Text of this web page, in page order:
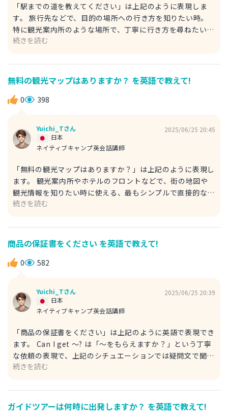
「駅までの道を教えてください」は上記のように表現しま
す。 旅行先などで、目的の場所への行き方を知りたい時。
特に観光案内所のような場所で、丁寧に行き方を尋ねたい時
に使える、最も一般的で分かりやすいフレーズです。 これ
味の疑問文です。How（どのように）を使って手段や方法
を尋ねています。 get to ~ は「～に着く、～にたどり着
く」という意味の動詞句です。 例文 A: Excuse me. How
can I get to the station? すみません。駅までの道を教え
station on your right. この道をまっすぐ行って、二つ目の
信号を左に曲がってください。駅はあなたの右側に見えます
内の基本表現も知っておくと便利です。 Go straight. ：ま
っすぐ行く。 Turn left/right. ：左/右に曲がる。 It's on
your left/right. ：あなたの左/右にあります。 It's across
from the park. ：公園の向かいです。 It's next to the
続きを読む
無料の観光マップはありますか？ を英語で教えて!
0 398
Yuichi_Tさん
ネイティブキャンプ英会話講師
日本
2025/06/25 20:45
「無料の観光マップはありますか？」は上記のように表現し
ます。 観光案内所やホテルのフロントなどで、街の地図や
観光情報を知りたい時に使える、最もシンプルで直接的な質
問です。 Do you have ~? は「～を持っていますか？」と、
「無料の」、tourist map は「観光マップ」を意味しま
す。知りたいものを具体的に伝えています。 例文 A: Excuse
me. Do you have a free tourist map of the city? すみま
せん。この街の無料観光マップはありますか？ B: Yes, we
Visitor Center などと言います。 ぜひ立ち寄った際には使
ってみてください。
続きを読む
商品の保証書をください を英語で教えて!
0 582
Yuichi_Tさん
ネイティブキャンプ英会話講師
日本
2025/06/25 20:39
「商品の保証書をください」は上記のように英語で表現でき
ます。 Can I get ～? は「～をもらえますか？」という丁寧
な依頼の表現で、上記のシチュエーションでは疑問文で聞く
のが自然です。 ここでの warranty は「保証書」を意味
いう意味がより明確になります。口語的な場面ではこのよう
に簡潔な言い方でも十分通じます。 例文 A: Can I get the
warranty for the product? この商品の保証書をいただけ
続きを読む
ガイドツアーは何時に出発しますか？ を英語で教えて!